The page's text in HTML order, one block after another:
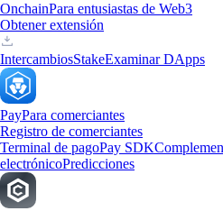
OnchainPara entusiastas de Web3
Obtener extensión
IntercambiosStakeExaminar DApps
PayPara comerciantes
Registro de comerciantes
Terminal de pagoPay SDK
electrónicoPredicciones